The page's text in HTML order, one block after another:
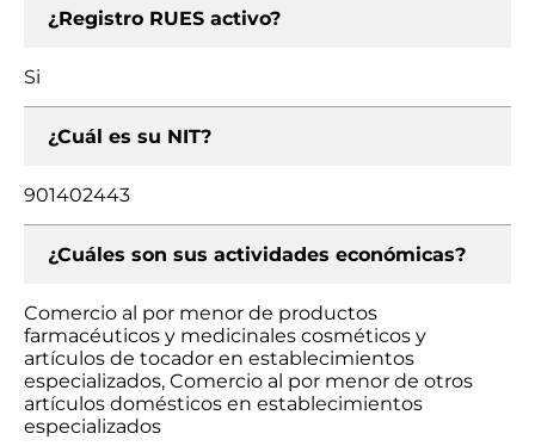
¿Registro RUES activo?
Si
¿Cuál es su NIT?
901402443
¿Cuáles son sus actividades económicas?
Comercio al por menor de productos
farmacéuticos y medicinales cosméticos y
artículos de tocador en establecimientos
especializados, Comercio al por menor de otros
artículos domésticos en establecimientos
especializados